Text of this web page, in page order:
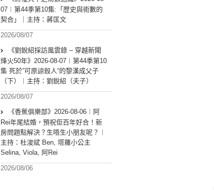
07︱第44季第10集:「歴史與術數的
契合」｜主持：蔣匡文
2026/08/07
《劉銳紹採訪風雲錄 – 穿越新聞
烽火50年》2026-08-07︱第44季第10
集 死於”可原諒殺人“的黎漢成父子
（下）︱主持：劉銳紹（夫子）
2026/08/07
《香蕉俱樂部》2026-08-06︱阿
Rei年尾結婚，預祝佢百年好合！新
房問題點解決？生唔生小朋友呢？︱
主持：杜浚斌 Ben, 塔羅小公主
Selina, Viola, 阿Rei
2026/08/06